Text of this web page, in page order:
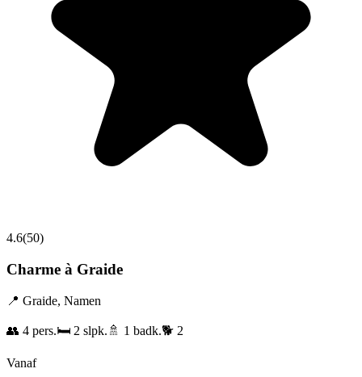
4.6(50)
Charme à Graide
📍 Graide, Namen
👥 4 pers.🛏️ 2 slpk. 🚿 1 badk.🐕 2
Vanaf